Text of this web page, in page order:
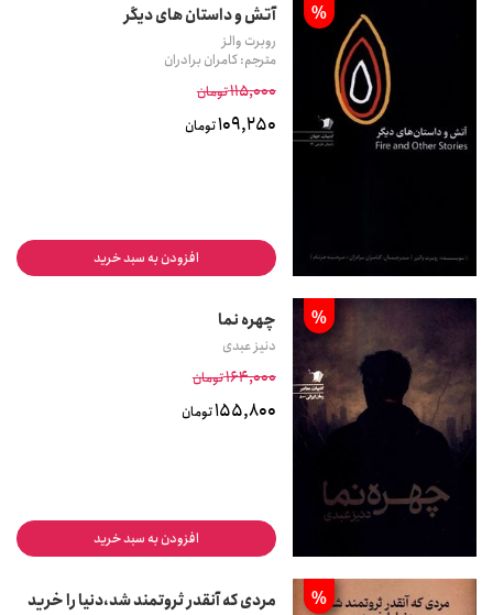
% آتش و داستان های دیگر
روبرت والز
مترجم: کامران برادران
115,000تومان
109,250تومان
افزودن به سبد خرید
% چهره نما
دنیز عبدی
164,000تومان
155,800تومان
افزودن به سبد خرید
% مردی که آنقدر ثروتمند شد،دنیا را خرید